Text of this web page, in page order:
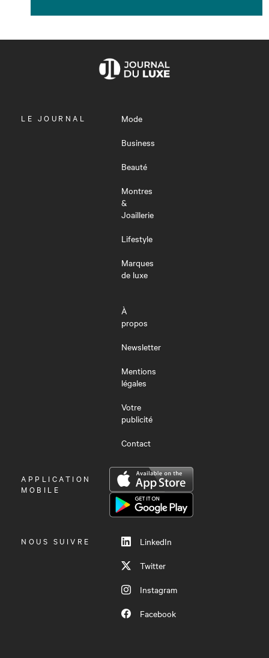
OUVRIR
LE JOURNAL
Mode
Business
Beauté
Montres
&
Joaillerie
Lifestyle
Marques
de luxe
À
propos
Newsletter
Mentions
légales
Votre
publicité
Contact
OUVRIR
LE
APPLICATION
MOBILE
NOUS SUIVRE
LinkedIn
Twitter
Instagram
Facebook